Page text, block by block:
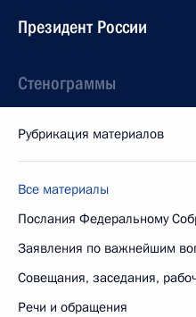
Президент России
Стенограммы
Рубрикация материалов
Все материалы
Послания Федеральному
Заявления по важнейшим
Совещания, заседания,
Речи и обращения